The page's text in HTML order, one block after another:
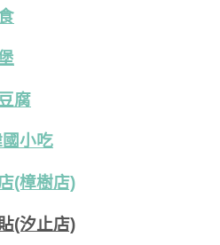
腐
小吃
(樟樹店)
(汐止店)